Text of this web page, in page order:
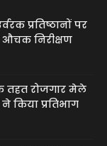
प्रतिष्ठानों पर
औचक निरीक्षण
तहत रोजगार मेले
किया प्रतिभाग